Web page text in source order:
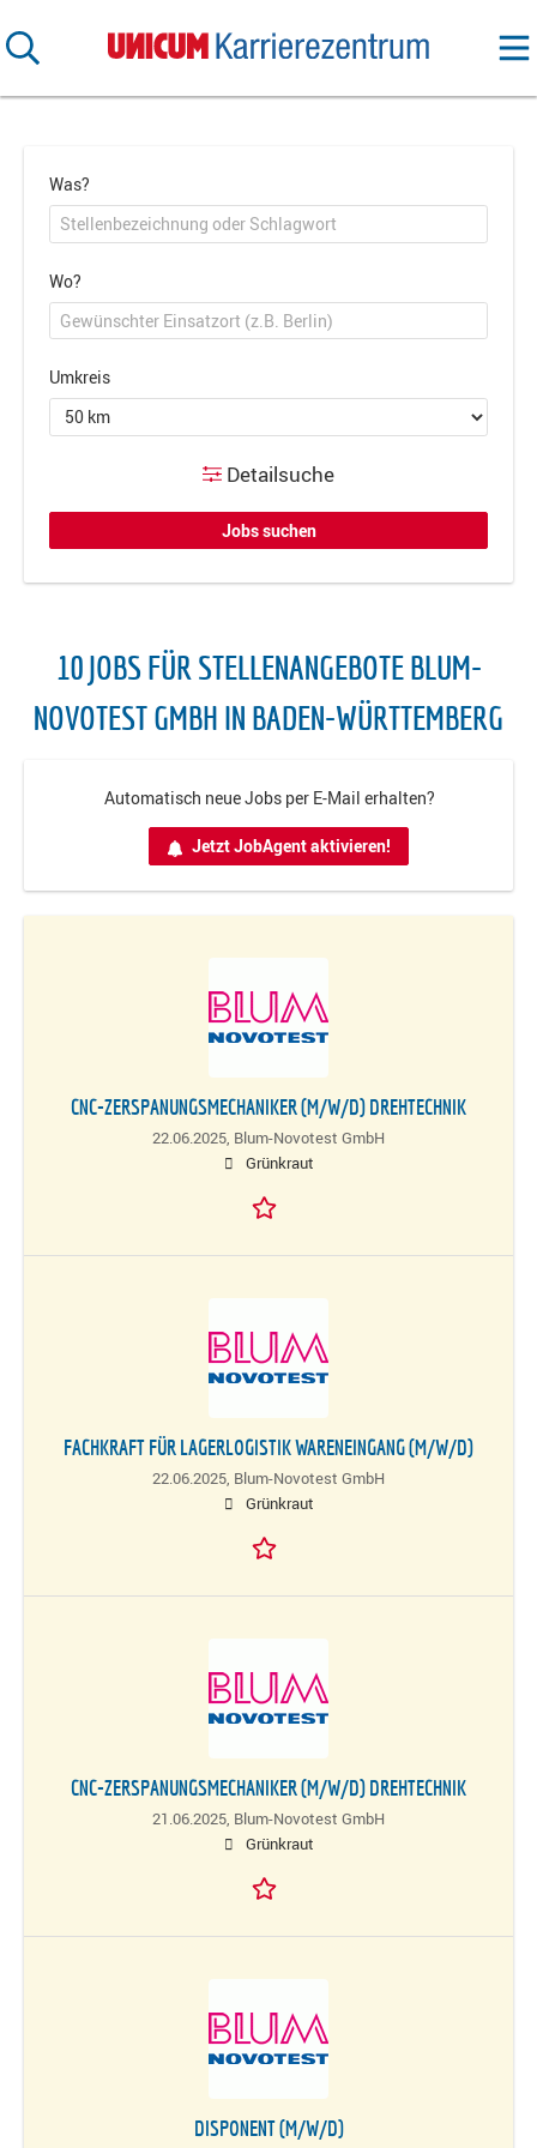
Was?
Wo?
Umkreis
Detailsuche
10 JOBS FÜR STELLENANGEBOTE BLUM-
NOVOTEST GMBH IN BADEN-WÜRTTEMBERG
Automatisch neue Jobs per E-Mail erhalten?
Jetzt JobAgent aktivieren!
CNC-ZERSPANUNGSMECHANIKER (M/W/D) DREHTECHNIK
22.06.2025, Blum-Novotest GmbH
Grünkraut
FACHKRAFT FÜR LAGERLOGISTIK WARENEINGANG (M/W/D)
22.06.2025, Blum-Novotest GmbH
Grünkraut
CNC-ZERSPANUNGSMECHANIKER (M/W/D) DREHTECHNIK
21.06.2025, Blum-Novotest GmbH
Grünkraut
DISPONENT (M/W/D)